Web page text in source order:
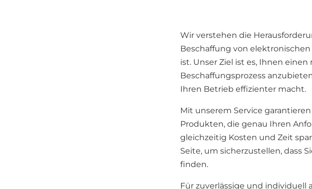
Wir verstehen die
Beschaffung von
ist. Unser Ziel ist es, Ihnen
Beschaffungsprozess
Ihren Betrieb effizienter macht.
Mit unserem Service
Produkten, die genau Ihren
gleichzeitig Kosten und Zeit
Seite, um sicherzustellen, dass
finden.
Für zuverlässige und individuell